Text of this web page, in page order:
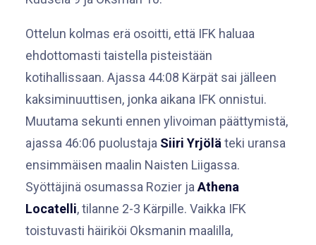
Ottelun kolmas erä osoitti, että IFK haluaa
ehdottomasti taistella pisteistään
kotihallissaan. Ajassa 44:08 Kärpät sai jälleen
kaksiminuuttisen, jonka aikana IFK onnistui.
Muutama sekunti ennen ylivoiman päättymistä,
ajassa 46:06 puolustaja Siiri Yrjölä teki uransa
ensimmäisen maalin Naisten Liigassa.
Syöttäjinä osumassa Rozier ja Athena
Locatelli, tilanne 2-3 Kärpille. Vaikka IFK
toistuvasti häiriköi Oksmanin maalilla,